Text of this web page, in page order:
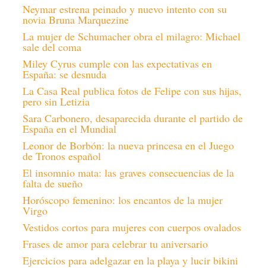
Neymar estrena peinado y nuevo intento con su
novia Bruna Marquezine
La mujer de Schumacher obra el milagro: Michael
sale del coma
Miley Cyrus cumple con las expectativas en
España: se desnuda
La Casa Real publica fotos de Felipe con sus hijas,
pero sin Letizia
Sara Carbonero, desaparecida durante el partido de
España en el Mundial
Leonor de Borbón: la nueva princesa en el Juego
de Tronos español
El insomnio mata: las graves consecuencias de la
falta de sueño
Horóscopo femenino: los encantos de la mujer
Virgo
Vestidos cortos para mujeres con cuerpos ovalados
Frases de amor para celebrar tu aniversario
Ejercicios para adelgazar en la playa y lucir bikini